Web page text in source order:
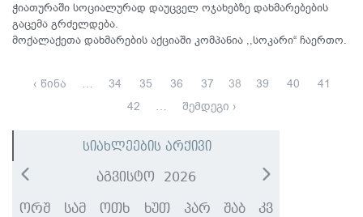
ჭიათურაში სოციალურად დაუცველ ოჯახებზე დახმარებების
გაცემა გრძელდება.
მოქალაქეთა დახმარების აქციაში კომპანია ,,სოკარი“ ჩაერთო.
‹ წინა … 34 35 36 37 38 39 40
41
42
… შემდეგი ›
სიახლეების არქივი
აგვისტო 2026
ორშ სამ ოთხ ხუთ პარ შაბ კვ